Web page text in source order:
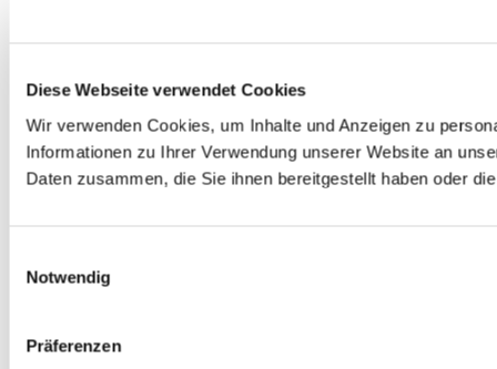
Diese Webseite verwendet Cookies
Wir verwenden Cookies, um Inhalte und Anzeigen zu
Informationen zu Ihrer Verwendung unserer Website an
Daten zusammen, die Sie ihnen bereitgestellt haben oder
Notwendig
Präferenzen